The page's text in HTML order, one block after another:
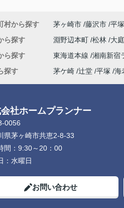
村から探す 茅ヶ崎市 藤沢市 平
ら探す
淵野辺本町 松林 大庭
ら探す
東海道本線 湘南新宿
探す
茅ケ崎 辻堂 平塚 海
社ホームプランナー
0056
県茅ヶ崎市共恵2-8-33
間： 9:30～20：00
： 水曜日
お問い合わせ